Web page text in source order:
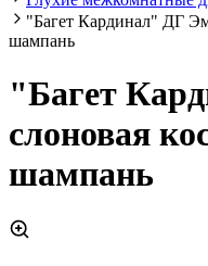
"Багет Кардинал" ДГ
шампань
"Багет
слоновая
шампань